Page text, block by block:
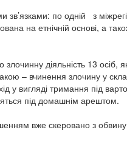
зв’язками: по одній з
на етнічній основі, а
діяльність 13 осіб,
– вчинення злочину у
у вигляді тримання під
під домашнім арештом.
вже скеровано з